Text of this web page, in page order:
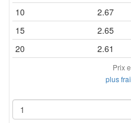
10 2.67
15 2.65
20 2.61
Prix
plus